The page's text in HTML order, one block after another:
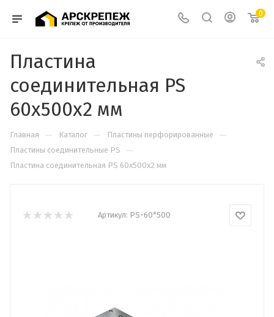
0
Пластина
соединительная PS
60х500х2 мм
Главная — Каталог — Пластины перфорированные —
Пластины соединительные PS —
Пластина соединительная PS 60х500х2 мм
Артикул: PS-60*500